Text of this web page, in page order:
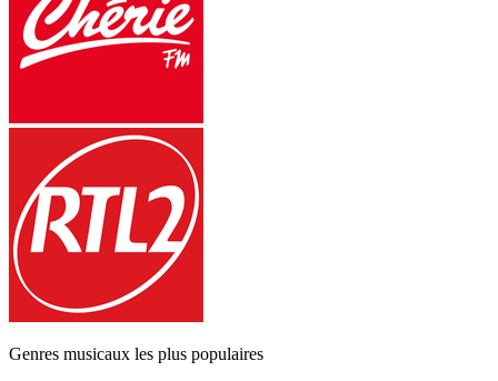
Genres musicaux les plus populaires